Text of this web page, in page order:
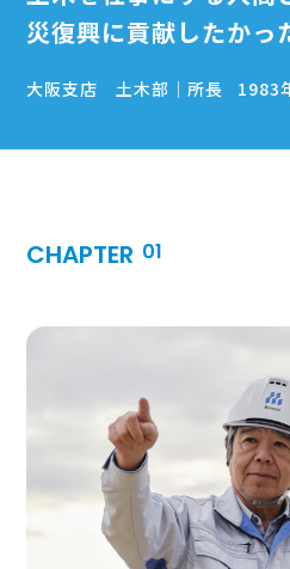
災復興に貢献したかっ
大阪支店 土木部｜所長 1983
CHAPTER 01